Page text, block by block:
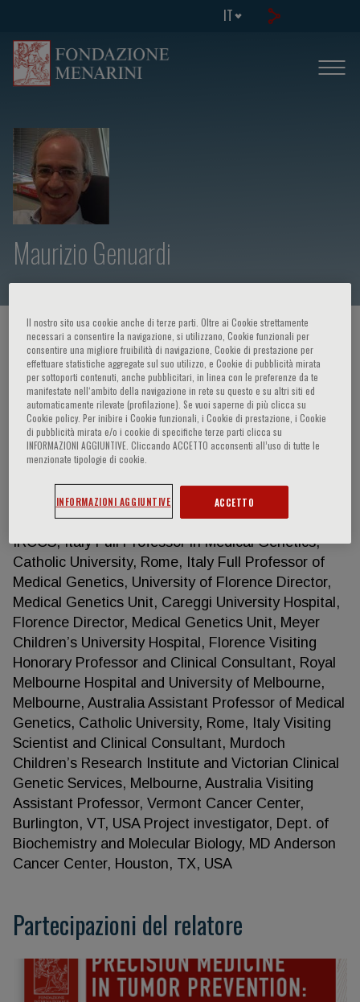
IT
Maurizio Genuardi
HOME PAGE / CORSI ED EVENTI / RELATORE
Maurizio Genuardi
WORK EXPERIENCE 2014-present 2014-present
2001-2014 2005-2011 2007 1988-2001 2001 1994
1986-1988 Director, Medical Genetics Unit,
Fondazione Policlinico Universitario A. Gemelli
IRCCS, Italy Full Professor in Medical Genetics,
Catholic University, Rome, Italy Full Professor of
Medical Genetics, University of Florence Director,
Medical Genetics Unit, Careggi University Hospital,
Florence Director, Medical Genetics Unit, Meyer
Children’s University Hospital, Florence Visiting
Honorary Professor and Clinical Consultant, Royal
Melbourne Hospital and University of Melbourne,
Melbourne, Australia Assistant Professor of Medical
Genetics, Catholic University, Rome, Italy Visiting
Scientist and Clinical Consultant, Murdoch
Children’s Research Institute and Victorian Clinical
Genetic Services, Melbourne, Australia Visiting
Assistant Professor, Vermont Cancer Center,
Burlington, VT, USA Project investigator, Dept. of
Biochemistry and Molecular Biology, MD Anderson
Cancer Center, Houston, TX, USA
Partecipazioni del relatore
Il nostro sito usa cookie anche di terze parti. Oltre ai Cookie strettamente
necessari a consentire la navigazione, si utilizzano, Cookie funzionali per
consentire una migliore fruibilità di navigazione, Cookie di prestazione per
effettuare statistiche aggregate sul suo utilizzo, e Cookie di pubblicità mirata
per sottoporti contenuti, anche pubblicitari, in linea con le preferenze da te
manifestate nell‘ambito della navigazione in rete su questo e su altri siti ed
automaticamente rilevate (profilazione). Se vuoi saperne di più clicca su
Cookie policy. Per inibire i Cookie funzionali, i Cookie di prestazione, i Cookie
di pubblicità mirata e/o i cookie di specifiche terze parti clicca su
INFORMAZIONI AGGIUNTIVE. Cliccando ACCETTO acconsenti all’uso di tutte le
menzionate tipologie di cookie.
INFORMAZIONI AGGIUNTIVE ACCETTO